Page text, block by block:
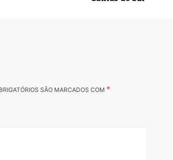
SÃO MARCADOS COM *